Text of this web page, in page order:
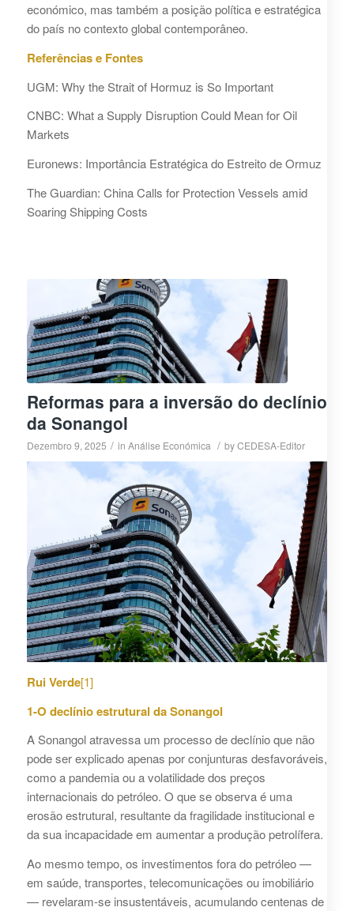
económico, mas também a posição política e estratégica
do país no contexto global contemporâneo.
Referências e Fontes
UGM: Why the Strait of Hormuz is So Important
CNBC: What a Supply Disruption Could Mean for Oil
Markets
Euronews: Importância Estratégica do Estreito de Ormuz
The Guardian: China Calls for Protection Vessels amid
Soaring Shipping Costs
Reformas para a inversão do declínio
da Sonangol
Dezembro 9, 2025 / in Análise Económica / byCEDESA-Editor
Rui Verde[1]
1-O declínio estrutural da Sonangol
A Sonangol atravessa um processo de declínio que não
pode ser explicado apenas por conjunturas desfavoráveis,
como a pandemia ou a volatilidade dos preços
internacionais do petróleo. O que se observa é uma
erosão estrutural, resultante da fragilidade institucional e
da sua incapacidade em aumentar a produção petrolífera.
Ao mesmo tempo, os investimentos fora do petróleo —
em saúde, transportes, telecomunicações ou imobiliário
— revelaram-se insustentáveis, acumulando centenas de